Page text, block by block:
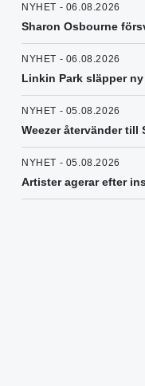
NYHET - 06.08.2026
Sharon Osbourne
NYHET - 06.08.2026
Linkin Park släpper
NYHET - 05.08.2026
Weezer återvänder till
NYHET - 05.08.2026
Artister agerar efter